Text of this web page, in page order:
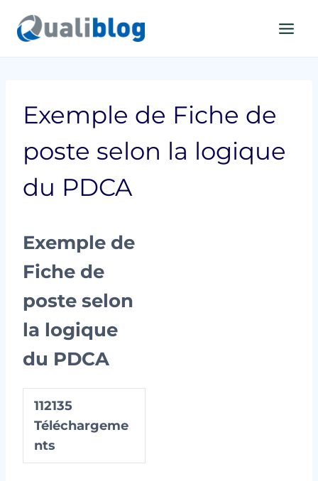
contenu
Exemple de Fiche de
poste selon la logique
du PDCA
Exemple de
Fiche de
poste selon
la logique
du PDCA
112135
Téléchargeme
nts